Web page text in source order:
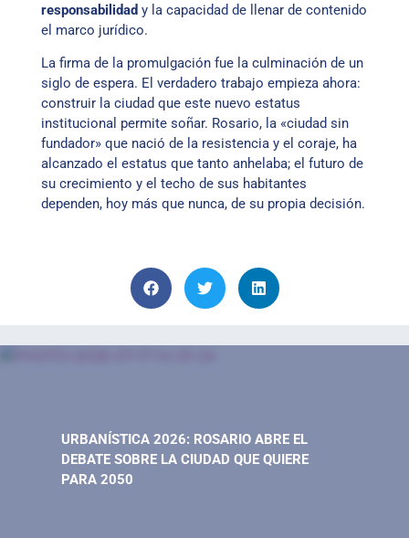
responsabilidad y la capacidad de llenar de contenido
el marco jurídico.
La firma de la promulgación fue la culminación de un
siglo de espera. El verdadero trabajo empieza ahora:
construir la ciudad que este nuevo estatus
institucional permite soñar. Rosario, la «ciudad sin
fundador» que nació de la resistencia y el coraje, ha
alcanzado el estatus que tanto anhelaba; el futuro de
su crecimiento y el techo de sus habitantes
dependen, hoy más que nunca, de su propia decisión.
URBANÍSTICA 2026: ROSARIO ABRE EL
DEBATE SOBRE LA CIUDAD QUE QUIERE
PARA 2050